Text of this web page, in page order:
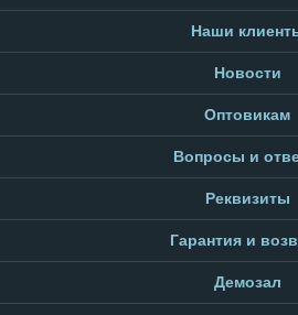
Наши
Новости
Оптовикам
Вопросы и
Реквизиты
Гарантия и
Демозал